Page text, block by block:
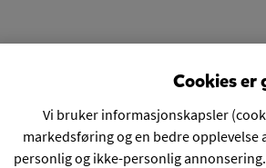
Cookies er
Vi bruker informasjonskapsler
markedsføring og en bedre opplevelse
personlig og ikke-personlig